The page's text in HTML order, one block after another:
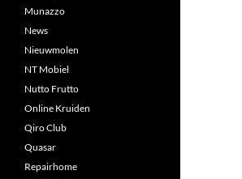
Munazzo
News
Nieuwmolen
NT Mobiel
Nutto Frutto
Online Kruiden
Qiro Club
Quasar
Repairhome